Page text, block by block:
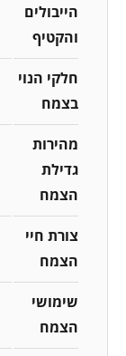
הייבולים
והקטיף
חלקי הנוי
בצמח
מהירות
גדילת
הצמח
צורת חיי
הצמח
שימושי
הצמח